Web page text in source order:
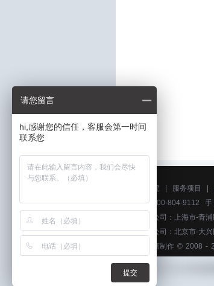
关于艺虎 服务项目
电话：400-804-9112 手
上海分公司：上海市-青
北京分公司：北京市-大
上海动画制作 © 2008 -
请您留言
hi,感谢您的信任，客服会第一时间
联系您
提交